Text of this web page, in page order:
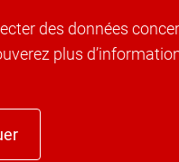
des données
plus